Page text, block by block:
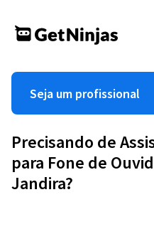
Seja um profissional
Precisando de
para Fone de
Jandira?